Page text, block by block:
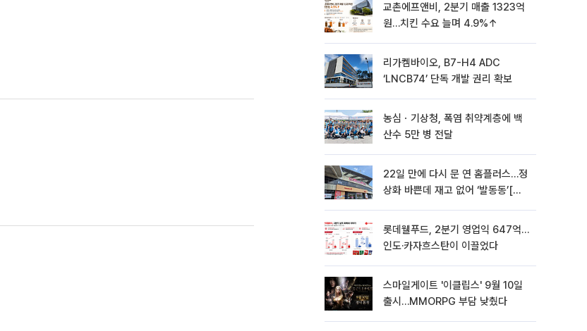
교촌에프앤비, 2분기 매출 1323억
원…치킨 수요 늘며 4.9%↑
리가켐바이오, B7-H4 ADC
‘LNCB74’ 단독 개발 권리 확보
농심ㆍ기상청, 폭염 취약계층에 백
산수 5만 병 전달
22일 만에 다시 문 연 홈플러스…정
상화 바쁜데 재고 없어 ‘발동동’[가
롯데웰푸드, 2분기 영업익 647억…
인도·카자흐스탄이 이끌었다
스마일게이트 '이클립스' 9월 10일
출시…MMORPG 부담 낮췄다